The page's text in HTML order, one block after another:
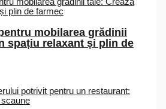
mobilarea grădinii
spațiu relaxant și plin de